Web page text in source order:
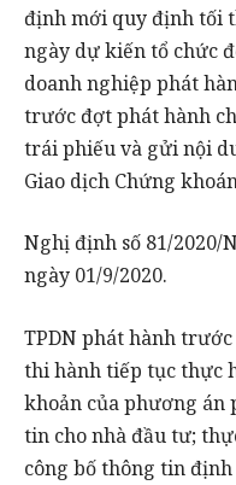
định mới quy định tối
ngày dự kiến tổ chức
doanh nghiệp phát
trước đợt phát hành
trái phiếu và gửi nội
Giao dịch Chứng
Nghị định số 81/2020/
ngày 01/9/2020.
TPDN phát hành
thi hành tiếp tục thực
khoản của phương án
tin cho nhà đầu tư;
công bố thông tin